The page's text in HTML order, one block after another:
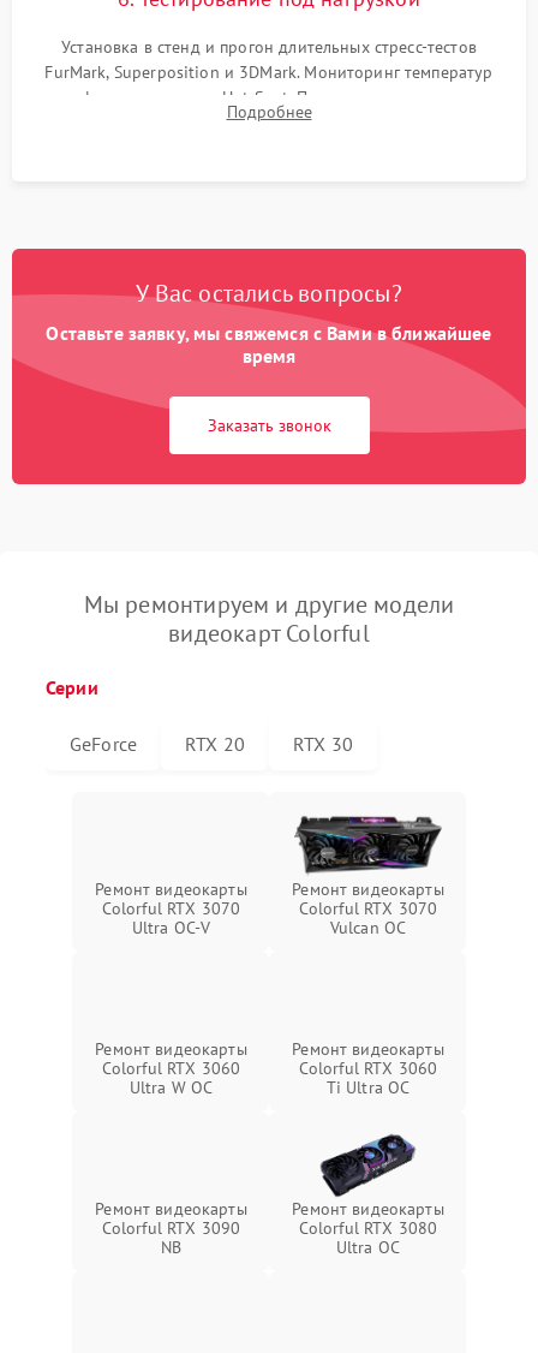
Установка в стенд и прогон длительных стресс-тестов
FurMark, Superposition и 3DMark. Мониторинг температур
графического чипа и Hot Spot. Проверка на отсутствие
артефактов изображения, вылетов драйвера и зависаний.
Подробнее
У Вас остались вопросы?
Оставьте заявку, мы свяжемся с Вами в ближайшее
время
Заказать звонок
Мы ремонтируем и другие модели
видеокарт Colorful
Серии
GeForce RTX 20 RTX 30
Ремонт видеокарты
Colorful RTX 3070
Ultra OC-V
Ремонт видеокарты
Colorful RTX 3070
Vulcan OC
Ремонт видеокарты
Colorful RTX 3060
Ultra W OC
Ремонт видеокарты
Colorful RTX 3060
Ti Ultra OC
Ремонт видеокарты
Colorful RTX 3090
NB
Ремонт видеокарты
Colorful RTX 3080
Ultra OC